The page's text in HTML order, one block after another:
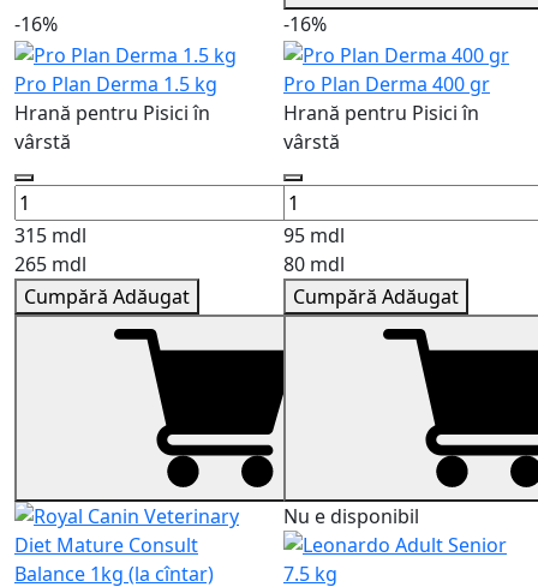
-16%
Pro Plan Derma 1.5 kg
Hrană pentru Pisici în
vârstă
315 mdl
265 mdl
Cumpără Adăugat
-16%
Pro Plan Derma 400 gr
Hrană pentru Pisici în
vârstă
95 mdl
80 mdl
Cumpără Adăugat
Nu e disponibil